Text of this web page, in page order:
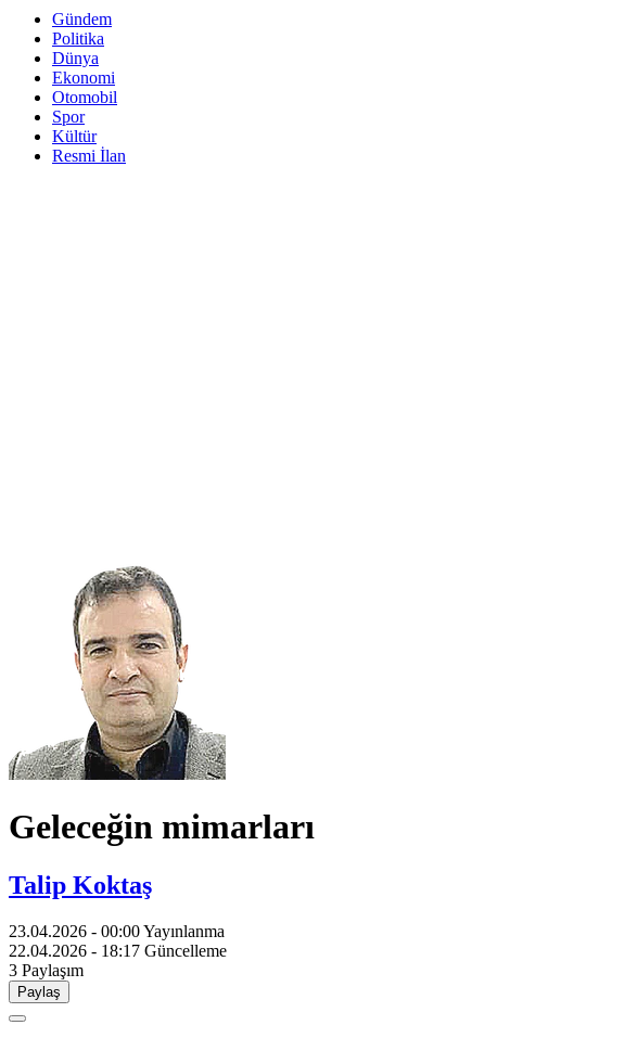
Gündem
Politika
Dünya
Ekonomi
Otomobil
Spor
Kültür
Resmi İlan
Geleceğin mimarları
Talip Koktaş
23.04.2026 - 00:00Yayınlanma
22.04.2026 - 18:17 Güncelleme
3 Paylaşım
Paylaş